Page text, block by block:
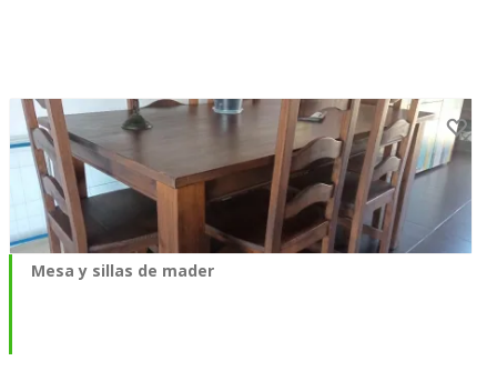
Mesa y sillas de mader